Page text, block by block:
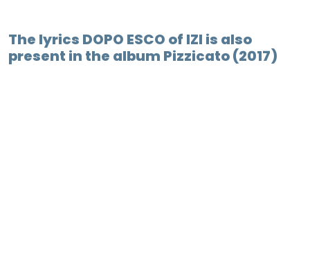
The lyrics DOPO ESCO of IZI is also
present in the album Pizzicato (2017)